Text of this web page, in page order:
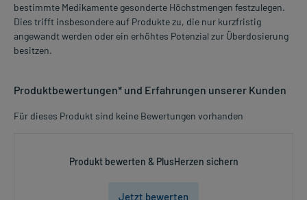
bestimmte Medikamente gesonderte Höchstmengen festzulegen.
Dies trifft insbesondere auf Produkte zu, die nur kurzfristig
angewandt werden oder ein erhöhtes Potenzial zur Überdosierung
besitzen.
Produktbewertungen* und Erfahrungen unserer Kunden
Für dieses Produkt sind keine Bewertungen vorhanden
Produkt bewerten & PlusHerzen sichern
Jetzt bewerten